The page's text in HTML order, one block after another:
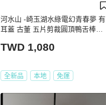
河水山 -崎玉湖水綠電幻青春夢 有
耳蓋 古董 五片剪裁圓頂鴨舌棒球
TWD 1,080
全新品 本地 免運